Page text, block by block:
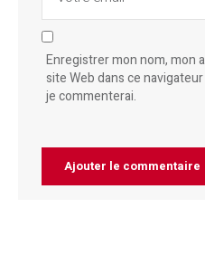
Enregistrer mon nom, mon
site Web dans ce
je commenterai.